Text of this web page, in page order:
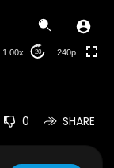
1.00x 20 240p
0 SHARE